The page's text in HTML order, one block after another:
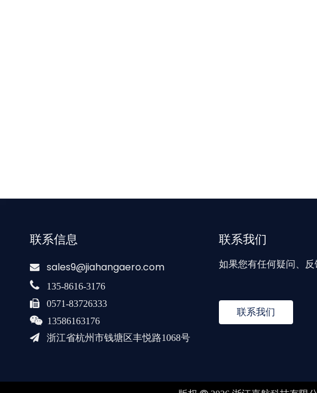
联系信息
 sales9@jiahangaero.com
 135-8616-3176
 0571-83726333
 13586163176
 浙江省杭州市钱塘区丰悦路1068号
联系我们
如果您有任何疑问、反
联系我们